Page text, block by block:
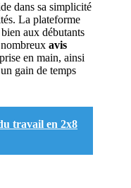
dans sa simplicité
La plateforme
aux débutants
avis
en main, ainsi
gain de temps
travail en 2x8